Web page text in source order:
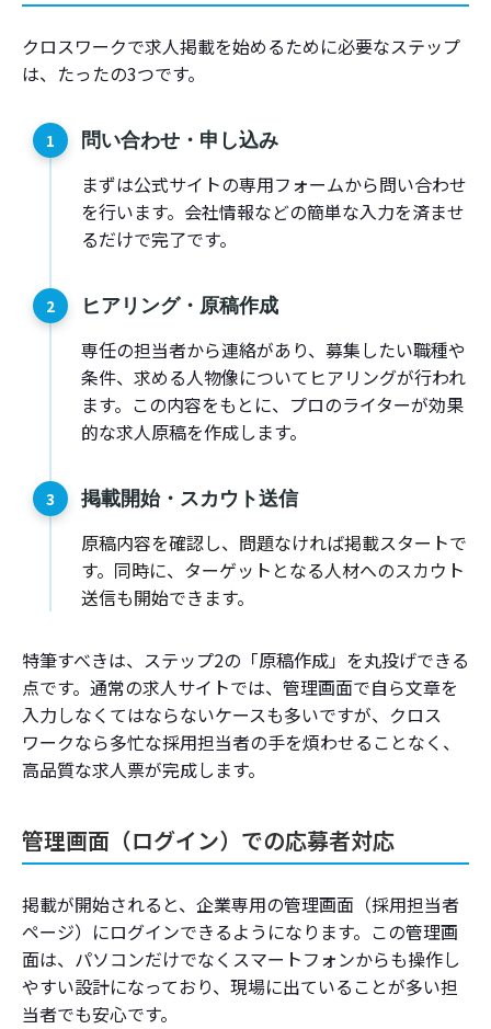
クロスワークで求人掲載を始めるために必要なステップ
は、たったの3つです。
問い合わせ・申し込み
まずは公式サイトの専用フォームから問い合わせ
を行います。会社情報などの簡単な入力を済ませ
るだけで完了です。
ヒアリング・原稿作成
専任の担当者から連絡があり、募集したい職種や
条件、求める人物像についてヒアリングが行われ
ます。この内容をもとに、プロのライターが効果
的な求人原稿を作成します。
掲載開始・スカウト送信
原稿内容を確認し、問題なければ掲載スタートで
す。同時に、ターゲットとなる人材へのスカウト
送信も開始できます。
特筆すべきは、ステップ2の「原稿作成」を丸投げできる
点です。通常の求人サイトでは、管理画面で自ら文章を
入力しなくてはならないケースも多いですが、クロス
ワークなら多忙な採用担当者の手を煩わせることなく、
高品質な求人票が完成します。
管理画面（ログイン）での応募者対応
掲載が開始されると、企業専用の管理画面（採用担当者
ページ）にログインできるようになります。この管理画
面は、パソコンだけでなくスマートフォンからも操作し
やすい設計になっており、現場に出ていることが多い担
当者でも安心です。